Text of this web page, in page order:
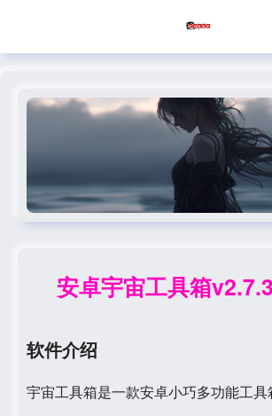
安卓宇宙工具箱
软件介绍
宇宙工具箱是一款安卓小巧多功能工